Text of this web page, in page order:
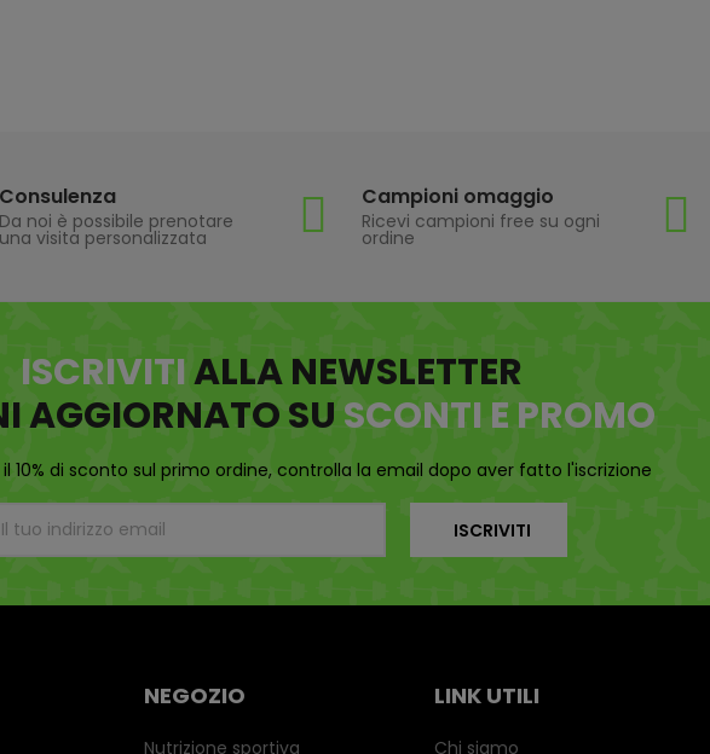
Consulenza
Da noi è possibile prenotare
una visita personalizzata
Campioni omaggio
Ricevi campioni free su ogni
ordine
ISCRIVITIALLA NEWSLETTER
AGGIORNATO SU SCONTI E PROMO
10% di sconto sul primo ordine, controlla la email dopo aver fatto l'iscrizione
ISCRIVITI
NEGOZIO
Nutrizione sportiva
LINK UTILI
Chi siamo